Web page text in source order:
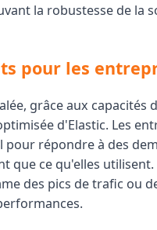
la robustesse de la
pour les
grâce aux capacités
d'Elastic. Les
pour répondre à des
que ce qu'elles
des pics de trafic ou